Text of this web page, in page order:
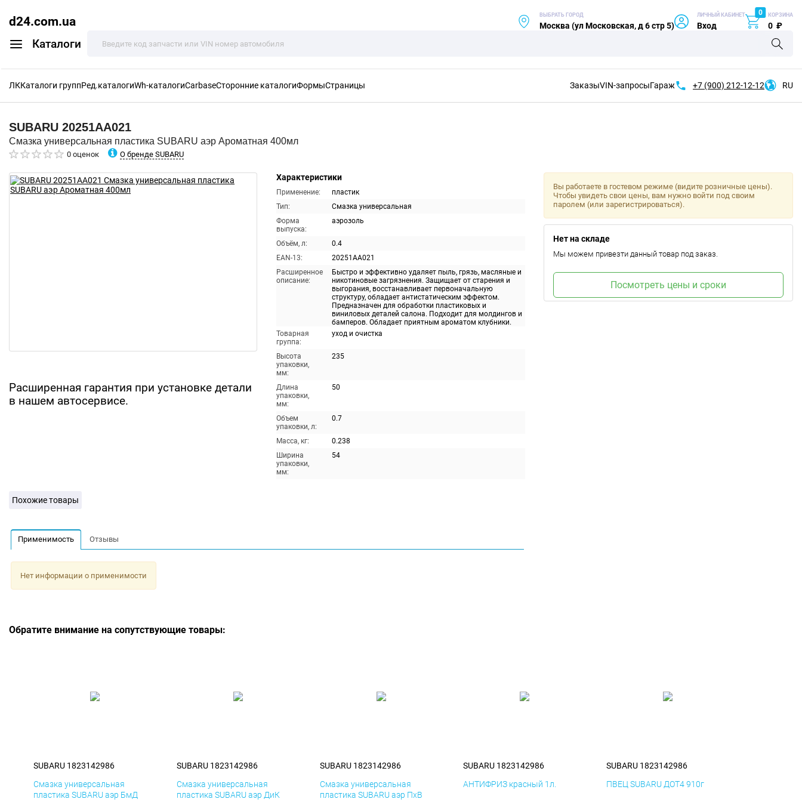
d24.com.ua
Каталоги
ВЫБРАТЬ ГОРОД
Москва (ул Московская, д 6 стр 5)
ЛИЧНЫЙ КАБИНЕТ
Вход
0 КОРЗИНА
0 ₽
ЛККаталоги группРед.каталогиWh-каталогиCarbaseСторонние каталогиФормыСтраницы ЗаказыVIN-запросыГараж +7 (900) 212-12-12 RU
SUBARU 20251AA021
Смазка универсальная пластика SUBARU аэр Ароматная 400мл
0 оценок О бренде SUBARU
Расширенная гарантия при установке детали
в нашем автосервисе.
Характеристики
Применение:
пластик
Тип:
Смазка универсальная
Форма
выпуска:
аэрозоль
Объём, л:
0.4
EAN-13:
20251AA021
Расширенное
описание:
Быстро и эффективно удаляет пыль, грязь, масляные и
никотиновые загрязнения. Защищает от старения и
выгорания, восстанавливает первоначальную
структуру, обладает антистатическим эффектом.
Предназначен для обработки пластиковых и
виниловых деталей салона. Подходит для молдингов и
бамперов. Обладает приятным ароматом клубники.
Товарная
группа:
уход и очистка
Высота
упаковки,
мм:
235
Длина
упаковки,
мм:
50
Объем
упаковки, л:
0.7
Масса, кг:
0.238
Ширина
упаковки,
мм:
54
Вы работаете в гостевом режиме (видите розничные цены).
Чтобы увидеть свои цены, вам нужно войти под своим
паролем (или зарегистрироваться).
Нет на складе
Мы можем привезти данный товар под заказ.
Посмотреть цены и сроки
Похожие товары
Применимость Отзывы
Нет информации о применимости
Обратите внимание на сопутствующие товары:
SUBARU 1823142986
Смазка универсальная
пластика SUBARU аэр БмД
SUBARU 1823142986
Смазка универсальная
пластика SUBARU аэр ДиК
SUBARU 1823142986
Смазка универсальная
пластика SUBARU аэр ПхВ
SUBARU 1823142986
АНТИФРИЗ красный 1л.
SUBARU 1823142986
ПВЕЦ SUBARU ДОТ4 910г